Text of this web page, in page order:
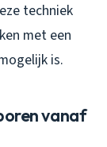
techniek
met een
is.
vanaf